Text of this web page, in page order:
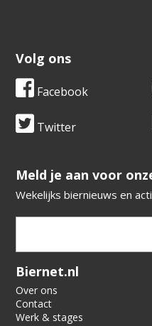
Volg ons
Facebook
Twitter
​​​​​​​Meld je aan voor
Wekelijks biernieuws en
Verification code:
Biernet.nl
Over ons
Contact
Werk & stages